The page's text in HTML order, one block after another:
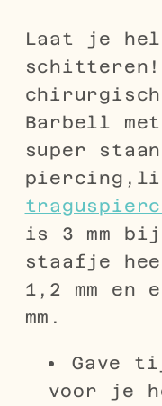
Laat je
schitteren!
Barbell
super
is 3 mm bij
staafje
1,2 mm en
mm.
Gave
voor je